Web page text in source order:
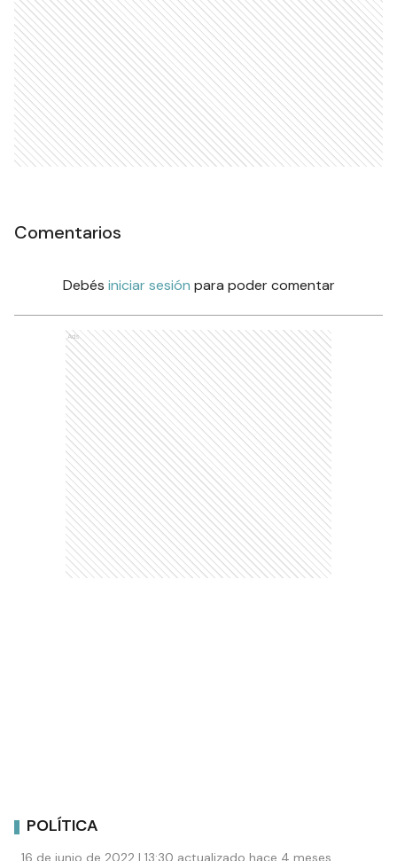
Comentarios
Debés iniciar sesión para poder comentar
Ads
POLÍTICA
16 de junio de 2022 | 13:30 actualizado hace 4 meses